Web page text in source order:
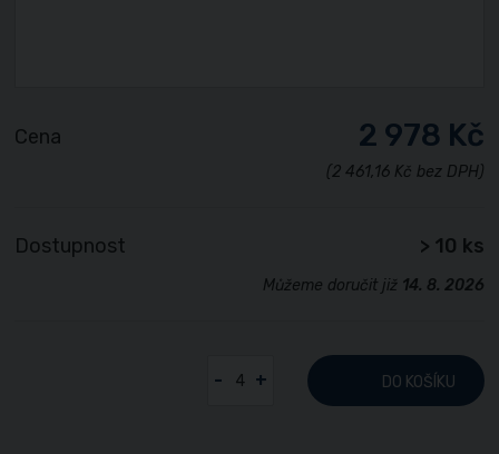
Cena 2 978 Kč
(2 461,16 Kč bez DPH)
Dostupnost > 10 ks
Můžeme doručit již 14. 8. 2026
- + DO KOŠÍKU